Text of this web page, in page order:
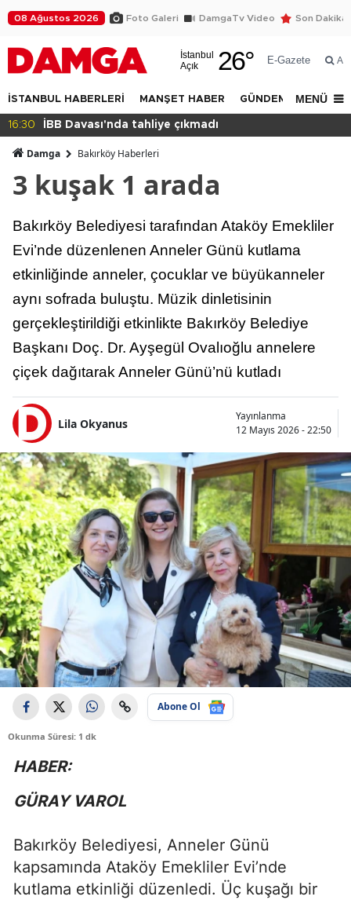
08 Ağustos 2026 Foto Galeri DamgaTv Video Son Dakika
İstanbul
Açık
26° E-Gazete Ara
İSTANBUL HABERLERİ MANŞET HABER GÜNDEM DÜNYA
MENÜ
İBB Davası'nda tahliye çıkmadı
Damga Bakırköy Haberleri
3 kuşak 1 arada
Bakırköy Belediyesi tarafından Ataköy Emekliler
Evi’nde düzenlenen Anneler Günü kutlama
etkinliğinde anneler, çocuklar ve büyükanneler
aynı sofrada buluştu. Müzik dinletisinin
gerçekleştirildiği etkinlikte Bakırköy Belediye
Başkanı Doç. Dr. Ayşegül Ovalıoğlu annelere
çiçek dağıtarak Anneler Günü’nü kutladı
Lila Okyanus
Yayınlanma
12 Mayıs 2026 - 22:50
Abone Ol
Okunma Süresi: 1 dk
HABER:
GÜRAY VAROL
Bakırköy Belediyesi, Anneler Günü
kapsamında Ataköy Emekliler Evi’nde
kutlama etkinliği düzenledi. Üç kuşağı bir